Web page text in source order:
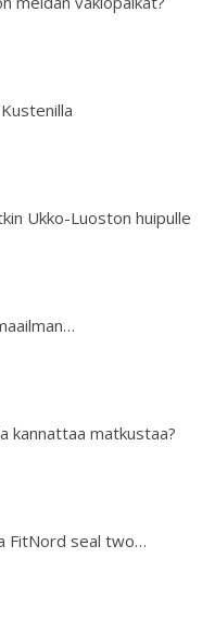
Ukko-Luoston huipulle
kannattaa matkustaa?
FitNord seal two…